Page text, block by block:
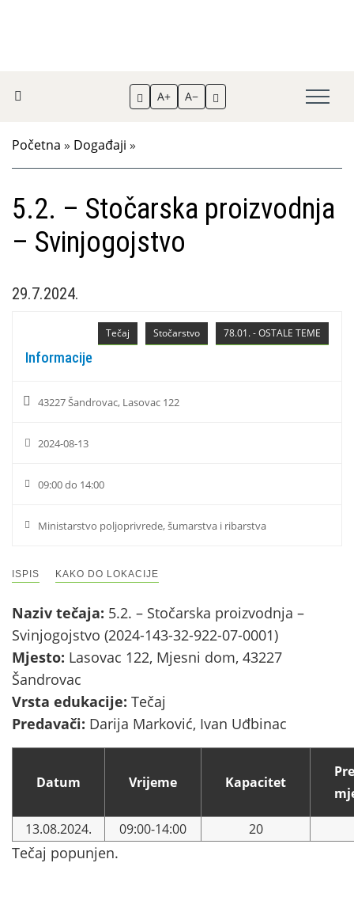
A+ A−
Početna » Događaji »
5.2. – Stočarska proizvodnja
– Svinjogojstvo
29.7.2024.
78.01. - OSTALE TEME
Stočarstvo
Tečaj
Informacije
43227 Šandrovac, Lasovac 122
2024-08-13
09:00 do 14:00
Ministarstvo poljoprivrede, šumarstva i ribarstva
ISPIS KAKO DO LOKACIJE
Naziv tečaja: 5.2. – Stočarska proizvodnja –
Svinjogojstvo (2024-143-32-922-07-0001)
Mjesto: Lasovac 122, Mjesni dom, 43227
Šandrovac
Vrsta edukacije: Tečaj
Predavači: Darija Marković, Ivan Uđbinac
Datum Vrijeme Kapacitet
13.08.2024. 09:00-14:00 20
Tečaj popunjen.